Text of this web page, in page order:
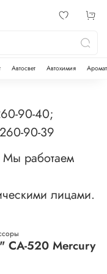
Автосвет Автохимия
90-40;
90-39
Мы работаем
лицами.
CA-520 Mercury